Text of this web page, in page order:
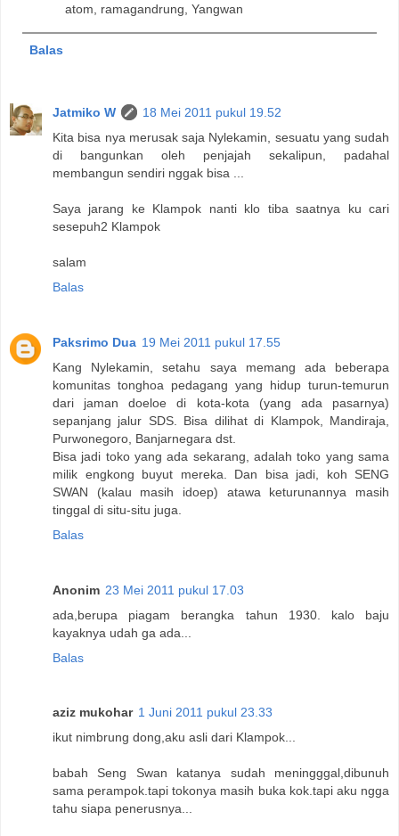
atom, ramagandrung, Yangwan
Balas
Jatmiko W
18 Mei 2011 pukul 19.52
Kita bisa nya merusak saja Nylekamin, sesuatu yang sudah
di bangunkan oleh penjajah sekalipun, padahal
membangun sendiri nggak bisa ...
Saya jarang ke Klampok nanti klo tiba saatnya ku cari
sesepuh2 Klampok
salam
Balas
Paksrimo Dua 19 Mei 2011 pukul 17.55
Kang Nylekamin, setahu saya memang ada beberapa
komunitas tonghoa pedagang yang hidup turun-temurun
dari jaman doeloe di kota-kota (yang ada pasarnya)
sepanjang jalur SDS. Bisa dilihat di Klampok, Mandiraja,
Purwonegoro, Banjarnegara dst.
Bisa jadi toko yang ada sekarang, adalah toko yang sama
milik engkong buyut mereka. Dan bisa jadi, koh SENG
SWAN (kalau masih idoep) atawa keturunannya masih
tinggal di situ-situ juga.
Balas
Anonim 23 Mei 2011 pukul 17.03
ada,berupa piagam berangka tahun 1930. kalo baju
kayaknya udah ga ada...
Balas
aziz mukohar 1 Juni 2011 pukul 23.33
ikut nimbrung dong,aku asli dari Klampok...
babah Seng Swan katanya sudah meningggal,dibunuh
sama perampok.tapi tokonya masih buka kok.tapi aku ngga
tahu siapa penerusnya...